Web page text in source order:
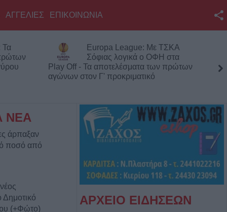
Twitter
YouTube
RSS
Επικοινωνία με το
ΑΓΓΕΛΙΕΣ ΕΠΙΚΟΙΝΩΝΙΑ
Τα
Europa League: Με ΤΣΚΑ
Σόφιας λογικά ο ΟΦΗ στα
Play Off - Τα αποτελέσματα των πρώτων
αγώνων στον Γ' προκριματικό
ΝΕΑ
άρπαξαν
ποσό από
Δημοτικό
(+Φώτο)
ΑΡΧΕΙΟ ΕΙΔΗΣΕΩΝ